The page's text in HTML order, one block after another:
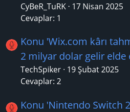
CyBeR_TuRK 17 Nisan 2025
Cevaplar: 1
Konu 'Wix.com kârı
2 milyar dolar gelir elde
TechSpiker 19 Şubat 2025
Cevaplar: 2
Konu 'Nintendo Switch